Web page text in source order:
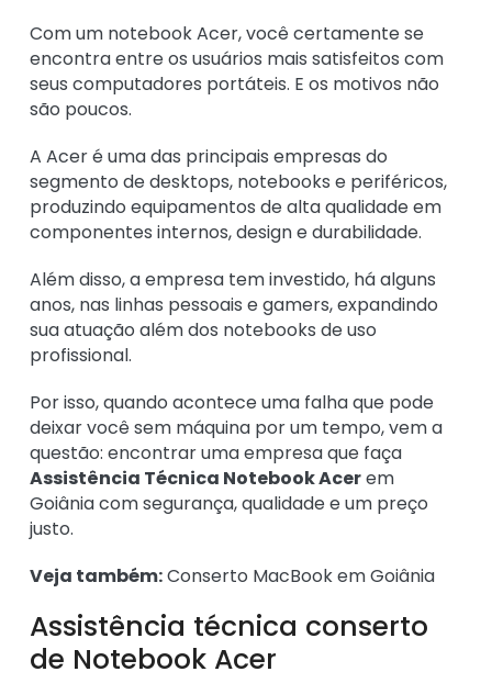
Com um notebook Acer, você certamente se
encontra entre os usuários mais satisfeitos com
seus computadores portáteis. E os motivos não
são poucos.
A Acer é uma das principais empresas do
segmento de desktops, notebooks e periféricos,
produzindo equipamentos de alta qualidade em
componentes internos, design e durabilidade.
Além disso, a empresa tem investido, há alguns
anos, nas linhas pessoais e gamers, expandindo
sua atuação além dos notebooks de uso
profissional.
Por isso, quando acontece uma falha que pode
deixar você sem máquina por um tempo, vem a
questão: encontrar uma empresa que faça
Assistência Técnica Notebook Acerem
Goiânia com segurança, qualidade e um preço
justo.
Veja também:Conserto MacBook em Goiânia
Assistência técnica conserto
de Notebook Acer